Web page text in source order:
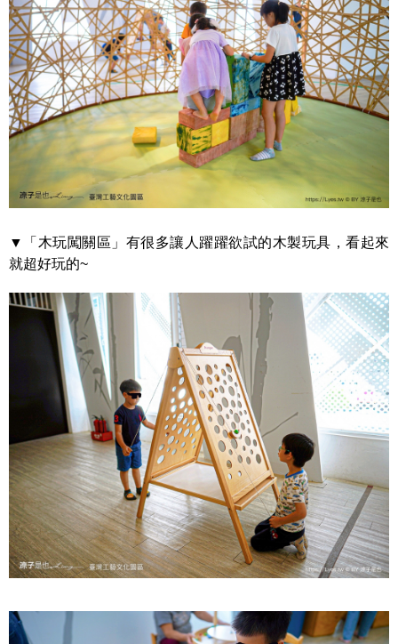
▼「木玩闖關區」有很多讓人躍躍欲試的木製玩具，看起來
就超好玩的~